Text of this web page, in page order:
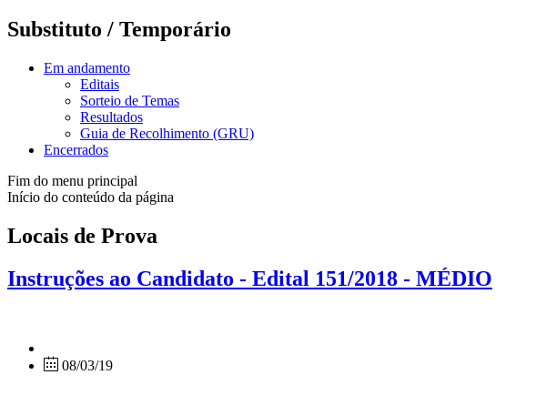
Substituto / Temporário
Em andamento
Editais
Sorteio de Temas
Resultados
Guia de Recolhimento (GRU)
Encerrados
Fim do menu principal
Início do conteúdo da página
Locais de Prova
Instruções ao Candidato - Edital 151/2018 - MÉDIO
08/03/19